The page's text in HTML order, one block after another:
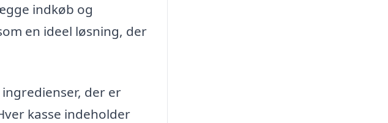
indkøb og
en ideel løsning, der
der er
kasse indeholder